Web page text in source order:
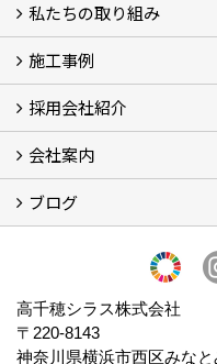
一覧
内装仕上げ材
外装仕上げ材
舗装材
水性無機高分子系ハイブ
エコリフォーム
消臭壁紙
Q&A
資料PDF
私たちの取り組み
SDGs、GHGへの取り組
マグマシラス米
特別対談 (2)
高千穂シラス解説ムービ
研究プロジェクト (4)
プロジェクト (3)
施工事例
施工事例
お客様からのお便り
採用会社紹介
採用会社紹介
「鏝人の会」左官店のご
会社案内
会社概要・沿革
代表の実績
製造紹介
ショールーム
アクセス
採用情報
バナーダウンロード
プライバシーポリシー
Takachiho Shirasu
LINE公式アカウント
ブログ
高千穂シラス株式会社
〒220-8143
神奈川県横浜市西区みなと